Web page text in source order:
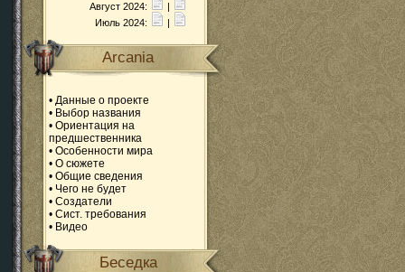
Август 2024:
|
Июль 2024:
|
Arcania
• Данные о проекте
• Выбор названия
• Ориентация на
предшественника
• Особенности мира
• О сюжете
• Общие сведения
• Чего не будет
• Создатели
• Сист. требования
• Видео
Беседка